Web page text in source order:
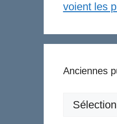
voient les
Anciennes
Anciennes